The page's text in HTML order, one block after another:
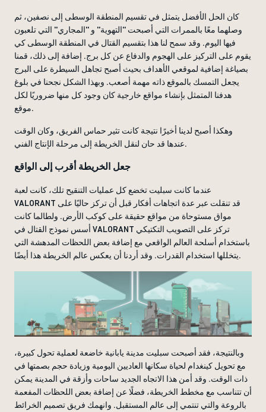
كان الحل الأفضل يتمثل في تقسيم المنطقة الوسطى إلى نصفين، ثم
وصلهما معًا بالممرات التي أصبحت ''التهوية'' و ''المجاري'' التي تلعبون
فيها اليوم. وقد سمح لنا هذا بتقسيم القتال في المنطقة الوسطى كي
يقوم على التركيز على الهجوم والدفاع عن كل برج. إضافة إلى ذلك، قمنا
بصياغة إضافية لموقعي الأهداف بحيث أصبح تجاهل السيطرة على البرج
يجعل التمسك بالموقع ذاته مهمة أصعب. وبهذا الشكل نجحنا في بلوغ
هدفنا المتمثل بإنشاء مواقع خارجية كان وجود كل منها ضروريًا لكل
موقع.
وهكذا أصبح لدينا أخيرًا نتيجة كانت تثير حماس الفريق، وكان الوقت
عندها قد حان لنقل الخريطة إلى مرحلة الإنتاج الفني.
جعل الخريطة أقرب إلى الواقع
عندما كانت سبليت تخضع كل عمليات التنقيح تلك، كانت لعبة
VALORANT قد تنقلت عبر عدة اتجاهات أفكار قبل أن تركز حاليًا على
مواق مستوحاة من مواقع حقيقة على كوكب الأرض. ولطالما كانت
أسس نموذج القتال في VALORANT تركز على التصويب التكتيكي
باستخدام أسلحة العالم الواقعي مع إضافة بعض اللحظات المدهشة التي
يتخللها استخدام القدرات. وقد أردنا أن يعكس عالم الخريطة هذا أيضًا.
وبالنتيجة، فقد أصبحت سبليت مدينة يابانية خاضعة لعملية تحول كبيرة،
مع تحويل كينغدام لحياة سكانها العاديين اليومية وزيادة حجم بصمتها في
ذات الوقت. وقد أمن هذا الاتجاه الجديد ساحات وأزقة في المدينة يمكن
أن تتناسب مع مخطط الخريطة، فضلًا عن إضافة بعض اللحظات المفعمة
بالروعة والتي تنتمي إلى عالم المستقبل. وانهمك فريق تصميم الخرائط